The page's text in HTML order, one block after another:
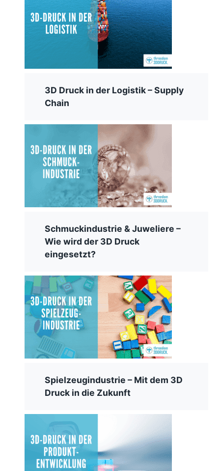
3D Druck in der Logistik – Supply
Chain
Schmuckindustrie & Juweliere –
Wie wird der 3D Druck
eingesetzt?
Spielzeugindustrie – Mit dem 3D
Druck in die Zukunft